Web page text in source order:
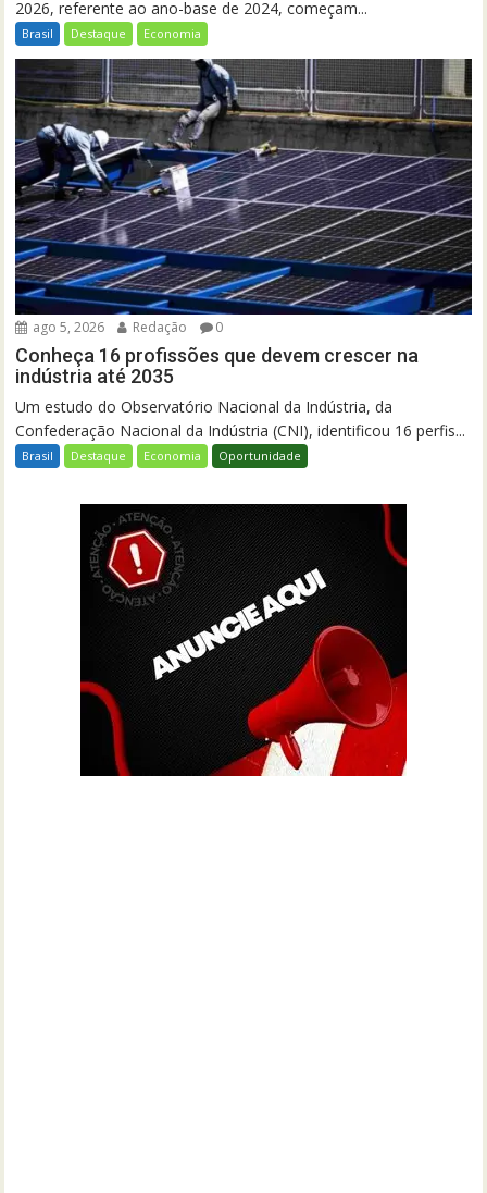
2026, referente ao ano-base de 2024, começam...
Brasil Destaque Economia
ago 5, 2026 Redação 0
Conheça 16 profissões que devem crescer na
indústria até 2035
Um estudo do Observatório Nacional da Indústria, da
Confederação Nacional da Indústria (CNI), identificou 16 perfis...
Brasil Destaque Economia Oportunidade